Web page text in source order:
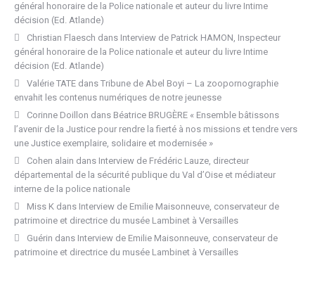
général honoraire de la Police nationale et auteur du livre Intime
décision (Ed. Atlande)
Christian Flaesch dans Interview de Patrick HAMON, Inspecteur
général honoraire de la Police nationale et auteur du livre Intime
décision (Ed. Atlande)
Valérie TATE dans Tribune de Abel Boyi – La zoopornographie
envahit les contenus numériques de notre jeunesse
Corinne Doillon dans Béatrice BRUGÈRE « Ensemble bâtissons
l’avenir de la Justice pour rendre la fierté à nos missions et tendre vers
une Justice exemplaire, solidaire et modernisée »
Cohen alain dans Interview de Frédéric Lauze, directeur
départemental de la sécurité publique du Val d’Oise et médiateur
interne de la police nationale
Miss K dans Interview de Emilie Maisonneuve, conservateur de
patrimoine et directrice du musée Lambinet à Versailles
Guérin dans Interview de Emilie Maisonneuve, conservateur de
patrimoine et directrice du musée Lambinet à Versailles